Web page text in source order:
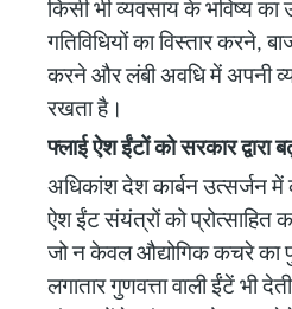
किसी भी व्यवसाय के भविष्य का
गतिविधियों का विस्तार करने,
करने और लंबी अवधि में अपनी
रखता है।
फ्लाई ऐश ईंटों को सरकार द्वारा
अधिकांश देश कार्बन उत्सर्जन
ऐश ईंट संयंत्रों को प्रोत्साहित
जो न केवल औद्योगिक कचरे का
लगातार गुणवत्ता वाली ईंटें भी